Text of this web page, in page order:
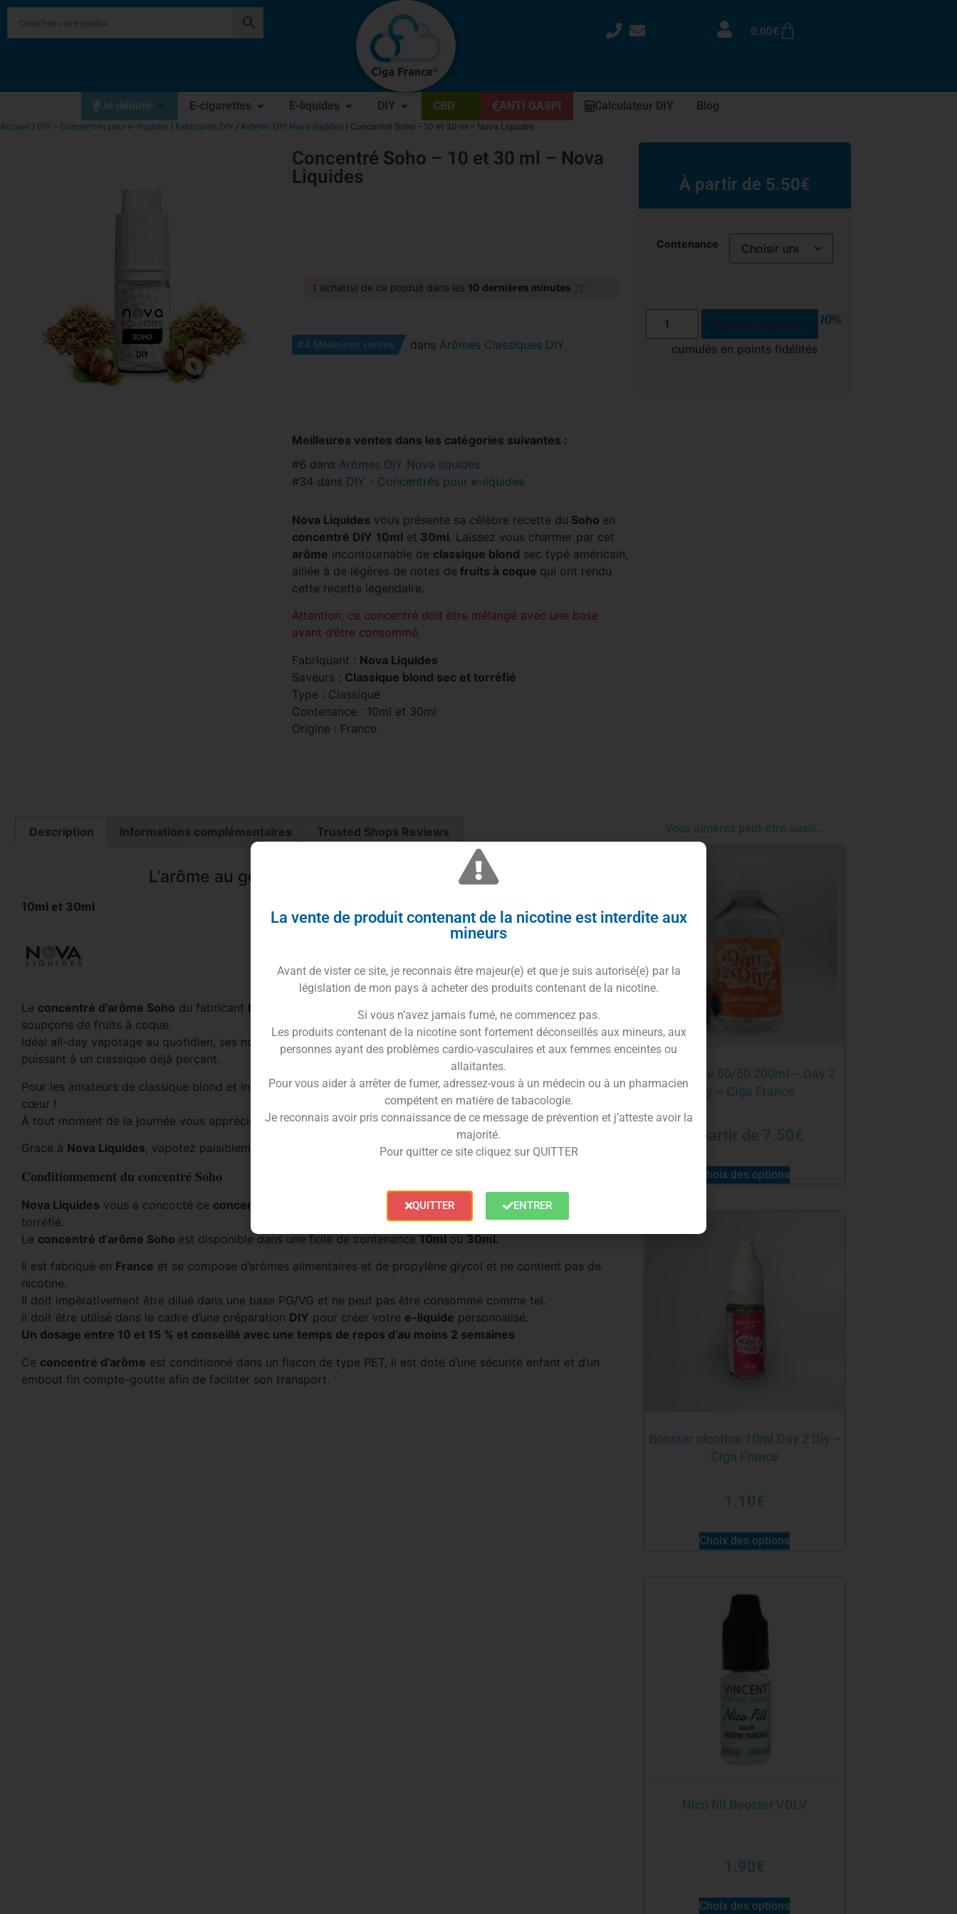
0.00€
Je débute E-cigarettes E-liquides DIY CBD ANTI GASPI Calculateur DIY Blog
Accueil / DIY - Concentrés pour e-liquides / Fabricants DIY / Arômes DIY Nova liquides / Concentré Soho – 10 et 30 ml – Nova Liquides
Concentré Soho – 10 et 30 ml – Nova
Liquides
1 achat(s) de ce produit dans les 10 dernières minutes 🛒
#4 Meilleures ventes dans Arômes Classiques DIY
Meilleures ventes dans les catégories suivantes :
#6 dans Arômes DIY Nova liquides
#34 dans DIY - Concentrés pour e-liquides
Nova Liquides vous présente sa célèbre recette du Soho en
concentré DIY 10ml et 30ml. Laissez vous charmer par cet
arôme incontournable de classique blond sec typé américain,
alliée à de légères de notes de fruits à coque qui ont rendu
cette recette légendaire.
Attention, ce concentré doit être mélangé avec une base
avant d’être consommé.
Fabriquant : Nova Liquides
Saveurs : Classique blond sec et torréfié
Type : Classique
Contenance : 10ml et 30ml
Origine : France
À partir de 5.50€
Contenance
Ajouter au panier 10%
cumulés en points fidélités
Description Informations complémentaires Trusted Shops Reviews
L’arôme au goût du classique blond torréfié
10ml et 30ml
Le concentré d’arôme Soho du fabricant Nova Liquides
est un classique blond puissant et sec avec des
soupçons de fruits à coque.
Idéal all-day vapotage au quotidien, ses notes de noisettes grillées apportent à ce tabac un côté torréfié et
puissant à un classique déjà perçant.
Pour les amateurs de classique blond et intense au hit féroce, l’arôme DIY Sohodeviendra votre coup de
cœur !
À tout moment de la journée vous apprécierez cette saveur pendant votre sevrage tabagique.
Grace à Nova Liquides, vapotez paisiblement, avec des contrôlés, et de qualité française.
Conditionnement du concentré Soho
Nova Liquides vous a concocté ce concentré d’arôme Do It Yourself de type blond,
aux arômes sec et
torréfié.
Le concentré d’arôme Soho est disponible dans une fiole de contenance10mlou30ml.
Il est fabriqué en France et se compose d’arômes alimentaires et de propylène glycol et ne contient pas de
nicotine.
Il doit impérativement être dilué dans une base PG/VG et ne peut pas être consommé comme tel.
Il doit être utilisé dans le cadre d’une préparation DIY pour créer votre e-liquide personnalisé.
Un dosage entre 10 et 15 % et conseillé avec une temps de repos d’au moins 2 semaines
Ce concentré d’arôme est conditionné dans un flacon de type PET, il est doté d’une sécurité enfant et d’un
embout fin compte-goutte afin de faciliter son transport.
Vous aimerez peut-être aussi…
Pack base 50/50 200ml – Day 2
Diy – Ciga France
À partir de 7.50€
Choix des options
Booster nicotine 10ml Day 2 Diy –
Ciga France
1.10€
Choix des options
Nico fill Booster VDLV
1.90€
Choix des options
La vente de produit contenant de la nicotine est interdite aux
mineurs
Avant de vister ce site, je reconnais être majeur(e) et que je suis autorisé(e) par la
législation de mon pays à acheter des produits contenant de la nicotine.
Si vous n’avez jamais fumé, ne commencez pas.
Les produits contenant de la nicotine sont fortement déconseillés aux mineurs, aux
personnes ayant des problèmes cardio-vasculaires et aux femmes enceintes ou
allaitantes.
Pour vous aider à arrêter de fumer, adressez-vous à un médecin ou à un pharmacien
compétent en matière de tabacologie.
Je reconnais avoir pris connaissance de ce message de prévention et j’atteste avoir la
majorité.
Pour quitter ce site cliquez sur QUITTER
QUITTER ENTRER